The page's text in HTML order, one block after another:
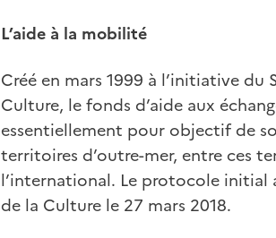
L’aide à la mobilité
Créé en mars 1999 à l’initiative
Culture, le fonds d’aide aux
essentiellement pour objectif de
territoires d’outre-mer, entre ces
l’international. Le protocole initial
de la Culture le 27 mars 2018.